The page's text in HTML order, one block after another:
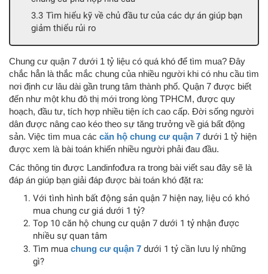
Tìm hiểu kỹ về chủ đầu tư của các dự án giúp bạn
giảm thiểu rủi ro
Chung cư quận 7 dưới 1 tỷ liệu có quá khó để tìm mua? Đây
chắc hẳn là thắc mắc chung của nhiều người khi có nhu cầu tìm
nơi định cư lâu dài gần trung tâm thành phố. Quận 7 được biết
đến như một khu đô thị mới trong lòng TPHCM, được quy
hoạch, đầu tư, tích hợp nhiều tiện ích cao cấp. Đời sống người
dân được nâng cao kéo theo sự tăng trưởng về giá bất động
sản. Việc tìm mua các căn hộ chung cư quận 7 dưới 1 tỷ hiện
được xem là bài toán khiến nhiều người phải đau đầu.
Các thông tin được Landinfođưa ra trong bài viết sau đây sẽ là
đáp án giúp bạn giải đáp được bài toán khó đặt ra:
Với tình hình bất động sản quận 7 hiện nay, liệu có khó
mua chung cư giá dưới 1 tỷ?
Top 10 căn hộ chung cư quận 7 dưới 1 tỷ nhận được
nhiều sự quan tâm
Tìm mua chung cư quận 7 dưới 1 tỷ cần lưu lý những
gì?